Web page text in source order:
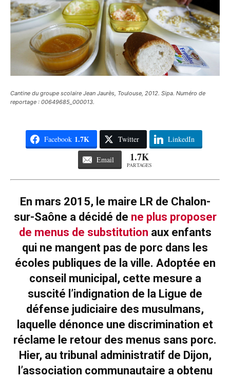
Cantine du groupe scolaire Jean Jaurès, Toulouse, 2012. Sipa. Numéro de
reportage : 00649685_000013.
Facebook 1.7K Twitter LinkedIn
Email 1.7K
PARTAGES
En mars 2015, le maire LR de Chalon-
sur-Saône a décidé de ne plus proposer
de menus de substitution aux enfants
qui ne mangent pas de porc dans les
écoles publiques de la ville. Adoptée en
conseil municipal, cette mesure a
suscité l’indignation de la Ligue de
défense judiciaire des musulmans,
laquelle dénonce une discrimination et
réclame le retour des menus sans porc.
Hier, au tribunal administratif de Dijon,
l’association communautaire a obtenu